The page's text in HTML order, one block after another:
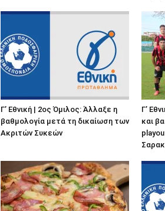
Γ’ Εθνική | 2ος Όμιλος: Άλλαξε η
βαθμολογία μετά τη δικαίωση των
Ακριτών Συκεών
Γ’
και